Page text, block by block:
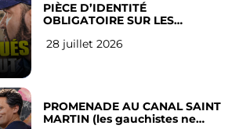
PIÈCE D’IDENTITÉ
OBLIGATOIRE SUR LES
Français
28 juillet 2026
PROMENADE AU CANAL SAINT
MARTIN (les gauchistes ne